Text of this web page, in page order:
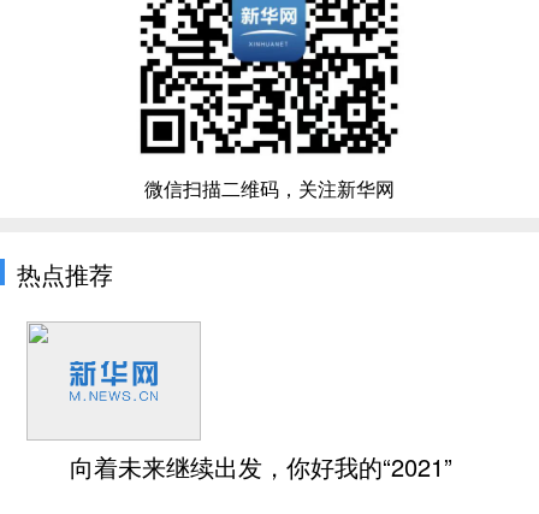
微信扫描二维码，关注新华网
热点推荐
向着未来继续出发，你好我的“2021”